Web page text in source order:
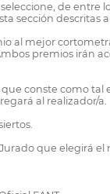
de
sección descritas
al mejor
premios irán
conste como tal
al realizador/a.
que elegirá